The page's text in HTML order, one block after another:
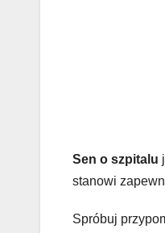
Sen o szpitalu
stanowi
Spróbuj